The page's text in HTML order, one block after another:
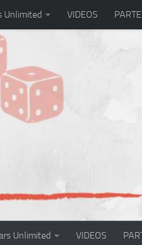
Unlimited VIDEOS
Unlimited VIDEOS